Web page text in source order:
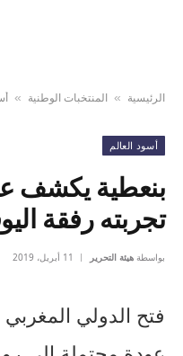
الرئيسية » المنتخبات الوطنية »
أسود العالم
بنعطية يكشف
تجربته رفقة
بواسطة هيئة التحرير 11 أبريل، 2019
فتح الدولي